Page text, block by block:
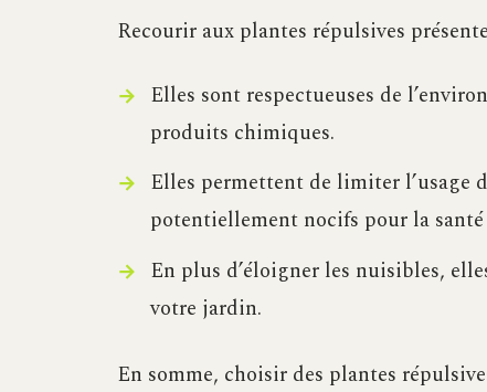
Recourir aux plantes répulsives
Elles sont respectueuses de
produits chimiques.
Elles permettent de limiter l’usage
potentiellement nocifs pour la
En plus d’éloigner les nuisibles,
votre jardin.
En somme, choisir des plantes